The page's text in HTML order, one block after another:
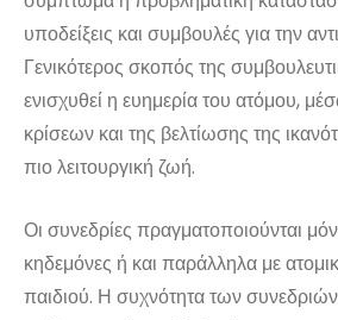
υποδείξεις και συμβουλές για την
Γενικότερος σκοπός της
ενισχυθεί η ευημερία του ατόμου,
κρίσεων και της βελτίωσης της
πιο λειτουργική ζωή.
Οι συνεδρίες πραγματοποιούνται
κηδεμόνες ή και παράλληλα με
παιδιού. Η συχνότητα των συνεδριών